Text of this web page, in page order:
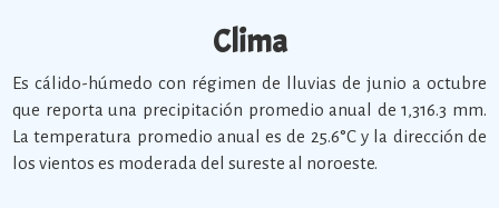
Clima
Es cálido-húmedo con régimen de lluvias de junio a octubre
que reporta una precipitación promedio anual de 1,316.3 mm.
La temperatura promedio anual es de 25.6°C y la dirección de
los vientos es moderada del sureste al noroeste.